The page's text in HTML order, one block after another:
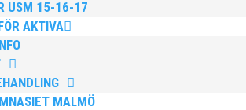
USM 15-16-17
AKTIVA
MALMÖ
något av ett internationellt genombrott
VM ute i somras. Och en stark tro på